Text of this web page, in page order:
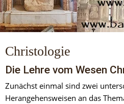
Christologie
Die Lehre vom Wesen
Zunächst einmal sind zwei
Herangehensweisen an das